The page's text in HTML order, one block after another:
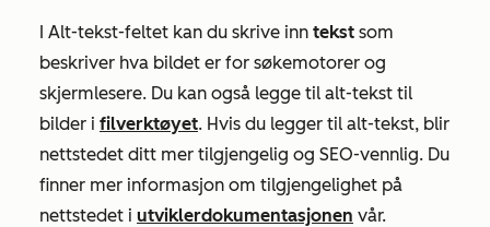
I Alt-tekst-feltet kan du skrive inn tekst som
beskriver hva bildet er for søkemotorer og
skjermlesere. Du kan også legge til alt-tekst til
bilder i filverktøyet. Hvis du legger til alt-tekst, blir
nettstedet ditt mer tilgjengelig og SEO-vennlig. Du
finner mer informasjon om tilgjengelighet på
nettstedet i utviklerdokumentasjonen vår.